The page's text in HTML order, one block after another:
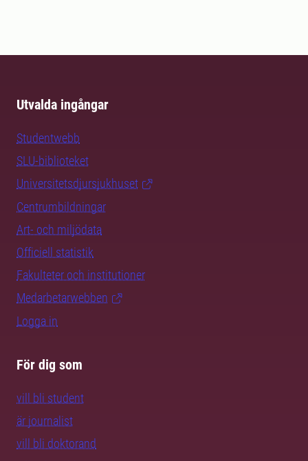
Utvalda ingångar
Studentwebb
SLU-biblioteket
Universitetsdjursjukhuset
Centrumbildningar
Art- och miljödata
Officiell statistik
Fakulteter och institutioner
Medarbetarwebben
Logga in
För dig som
vill bli student
är journalist
vill bli doktorand